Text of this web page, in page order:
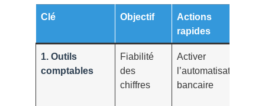
Clé Objectif
Actions
rapides
1. Outils
comptables
Fiabilité
des
chiffres
Activer
l’automatisation
bancaire